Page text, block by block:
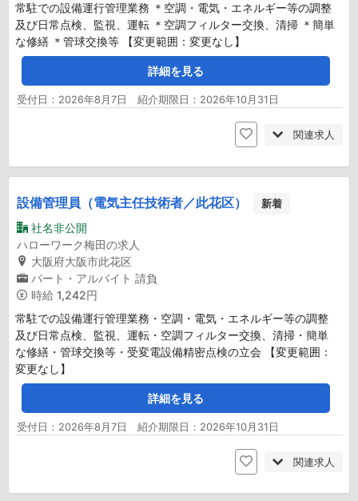
常駐での設備運行管理業務 ＊空調・電気・エネルギー等の調整
及び日常点検、監視、運転 ＊空調フィルター交換、清掃 ＊簡単
な修繕 ＊管球交換等 【変更範囲：変更なし】
詳細を見る
受付日：2026年8月7日 紹介期限日：2026年10月31日
関連求人
設備管理員（電気主任技術者／此花区） 新着
社名非公開
ハローワーク梅田の求人
大阪府大阪市此花区
パート・アルバイト 請負
時給 1,242円
常駐での設備運行管理業務・空調・電気・エネルギー等の調整
及び日常点検、監視、運転・空調フィルター交換、清掃・簡単
な修繕・管球交換等・受変電設備精密点検の立会 【変更範囲：
変更なし】
詳細を見る
受付日：2026年8月7日 紹介期限日：2026年10月31日
関連求人